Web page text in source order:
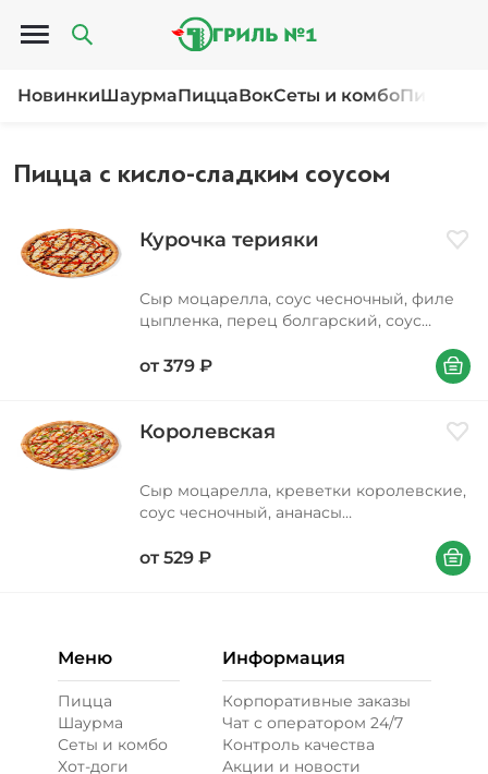
Открыть меню
НовинкиШаурмаПиццаВокСеты и комбоПироги
Пицца с кисло-сладким соусом
Курочка терияки
Сыр моцарелла, соус чесночный, филе
цыпленка, перец болгарский, соус
от 379 ₽ В
Королевская
Сыр моцарелла, креветки королевские,
соус чесночный, ананасы
соус кисло-сладкий, лук красный, лук
от 529 ₽ В
Меню
Пицца
Шаурма
Сеты и комбо
Хот-доги
Информация
Корпоративные заказы
Чат с оператором 24/7
Контроль качества
Акции и новости